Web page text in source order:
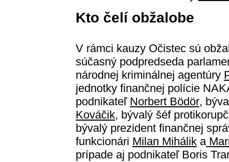
Kto čelí obžalobe
V rámci kauzy Očistec sú
súčasný podpredseda
národnej kriminálnej agentúry
jednotky finančnej polície
podnikateľ Norbert Bödör,
Kováčik, bývalý šéf
bývalý prezident finančnej
funkcionári Milan Mihálik a
prípade aj podnikateľ Boris